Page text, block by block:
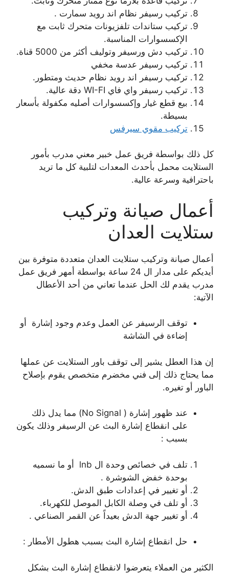
تركيب رسيفر نظام اند رويد سمارت .
تركيب ستاندات تلفزيونات متحرك ثابت مع
الإكسسوارات المناسبة.
تركيب دش ورسيفر وتوليف أكثر من 5000 قناة.
تركيب رسيفر عدسة مخفي
تركيب رسيفر اند رويد نظام حديث ومتطور.
تركيب رسيفر واي فاي WI-FI دقة عالية.
بيع قطع غيار وإكسسوارات أصليه مكفولة بأسعار
بسيطة.
تركيب مقوي سيرفس
كل ذلك بواسطة فريق عمل خبير معني مدرب بأمور
الستلايت محمل بأحدث المعدات لتلبية كل ما تريد
باحترافية وسرعة عالية.
أعمال صيانة وتركيب
ستلايت العدان
أعمال صيانة وتركيب ستلايت العدان متعددة متوفرة بين
أيديكم على مدار ال 24 ساعة بواسطة أمهر فريق عمل
مدرب يقدم لك الحل عندما تعاني من أحد الأعطال
الآتية:
توقف الرسيفر عن العمل وعدم وجود إشارة أو
إضاءة في الشاشة
إن هذا العطل يشير إلى توقف باور الستلايت عن عملها
مما يحتاج ذلك إلى فني مخضرم متخصص يقوم بإصلاح
الباور أو تغيره.
عند ظهور إشارة ( No Signal) مما يدل ذلك
على انقطاع إشارة البث عن الرسيفر وذلك يكون
بسبب :
تلف في خصائص وحدة ال lnb أو ما نسميه
بوحدة خفض الشوشرة .
أو تغيير في إعدادات طبق الدش.
أو تلف في وصلة الكابل الموصل للكهرباء.
أو تغيير جهة الدش بعيداً عن القمر الصناعي .
حل انقطاع إشارة البث بسبب هطول الأمطار :
الكثير من العملاء يتعرضوا لانقطاع إشارة البث بشكل